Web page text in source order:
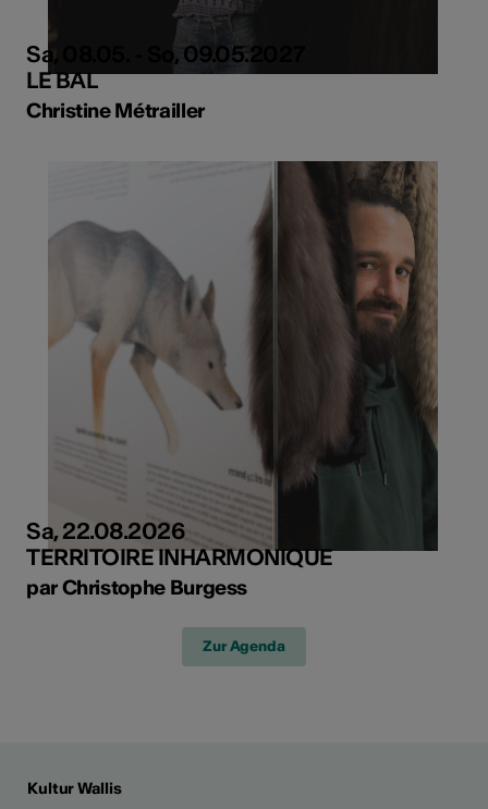
Sa, 08.05. - So, 09.05.2027
LE BAL
Christine Métrailler
Sa, 22.08.2026
TERRITOIRE INHARMONIQUE
par Christophe Burgess
Zur Agenda
Kultur Wallis